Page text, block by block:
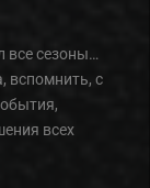
все сезоны…
вспомнить, с
всех